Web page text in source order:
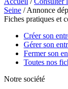
Seine / Annonce
Fiches pratiques et
Créer son
Gérer son
Fermer son
Toutes nos
Notre société